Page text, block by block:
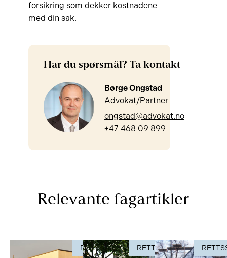
forsikring som dekker kostnadene
med din sak.
Har du spørsmål? Ta kontakt
Børge Ongstad
Advokat/Partner
ongstad@advokat.no
+47 468 09 899
Relevante fagartikler
RETTSSAK RETTSSAK